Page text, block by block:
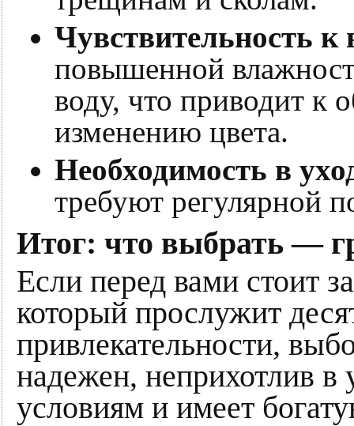
Чувствительность к
повышенной
воду, что приводит к
изменению цвета.
Необходимость в
требуют регулярной
Итог: что выбрать —
Если перед вами стоит
который прослужит
привлекательности,
надежен, неприхотлив в
условиям и имеет